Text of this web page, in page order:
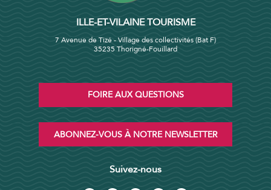
ILLE-ET-VILAINE TOURISME
7 Avenue de Tizé - Village des collectivités (Bat F)
35235 Thorigné-Fouillard
FOIRE AUX QUESTIONS
ABONNEZ-VOUS À NOTRE NEWSLETTER
Suivez-nous